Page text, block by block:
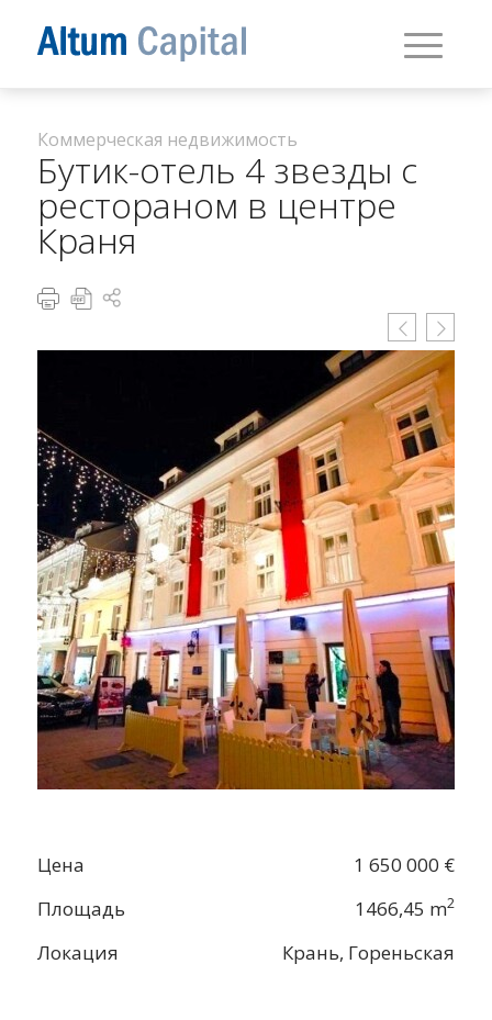
Коммерческая недвижимость
Бутик-отель 4 звезды с
рестораном в центре
Краня
Цена
1 650 000 €
Площадь
1466,45 m2
Локация Крань, Гореньская